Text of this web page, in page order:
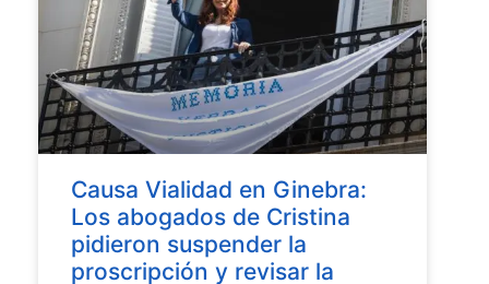
Causa Vialidad en Ginebra:
Los abogados de Cristina
pidieron suspender la
proscripción y revisar la